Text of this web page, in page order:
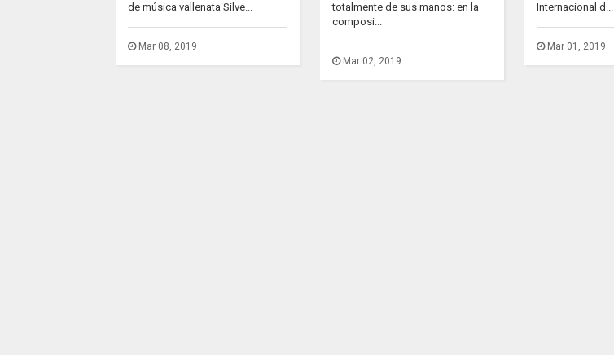
de música vallenata Silve...
Mar 08, 2019
totalmente de sus manos: en la
composi...
Mar 02, 2019
Internacional d...
Mar 01, 2019